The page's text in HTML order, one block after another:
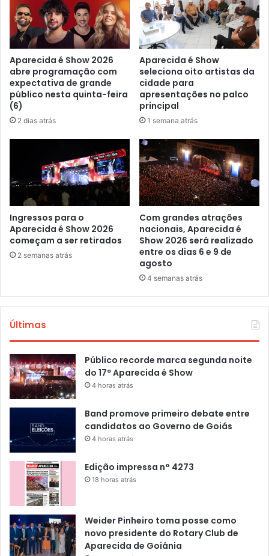
Aparecida é Show 2026
abre programação com
expectativa de grande
público nesta quinta-feira
(6)
2 dias atrás
Aparecida é Show
seleciona oito artistas da
cidade para
apresentações no palco
principal
1 semana atrás
Ingressos para o
Aparecida é Show 2026
começam a ser retirados
2 semanas atrás
Com grandes atrações
nacionais, Aparecida é
Show 2026 será realizado
entre os dias 6 e 9 de
agosto
4 semanas atrás
Últimas
Público recorde marca segunda noite
do 17º Aparecida é Show
4 horas atrás
Band promove primeiro debate entre
candidatos ao Governo de Goiás
4 horas atrás
Edição impressa n° 4273
18 horas atrás
Weider Pinheiro toma posse como
novo presidente do Rotary Club de
Aparecida de Goiânia